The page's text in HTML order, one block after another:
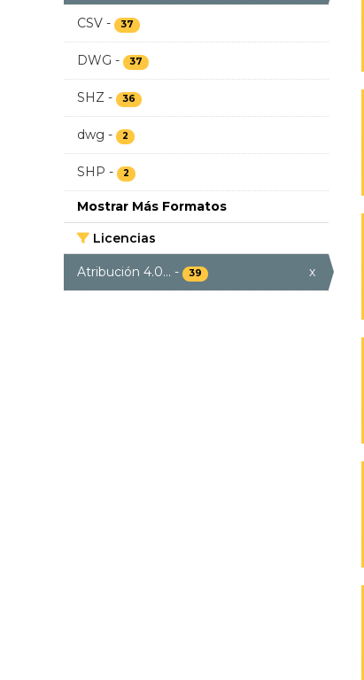
CSV - 37
DWG - 37
SHZ - 36
dwg - 2
SHP - 2
Mostrar Más Formatos
Licencias
Atribución 4.0... - 39 x